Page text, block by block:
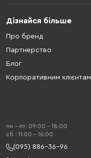
Дізнайся більше
Про бренд
Партнерство
Блог
Корпоративним клієнтам
пн - пт: 09:00 - 18:00
cб : 11:00 - 16:00
(095) 886-36-96